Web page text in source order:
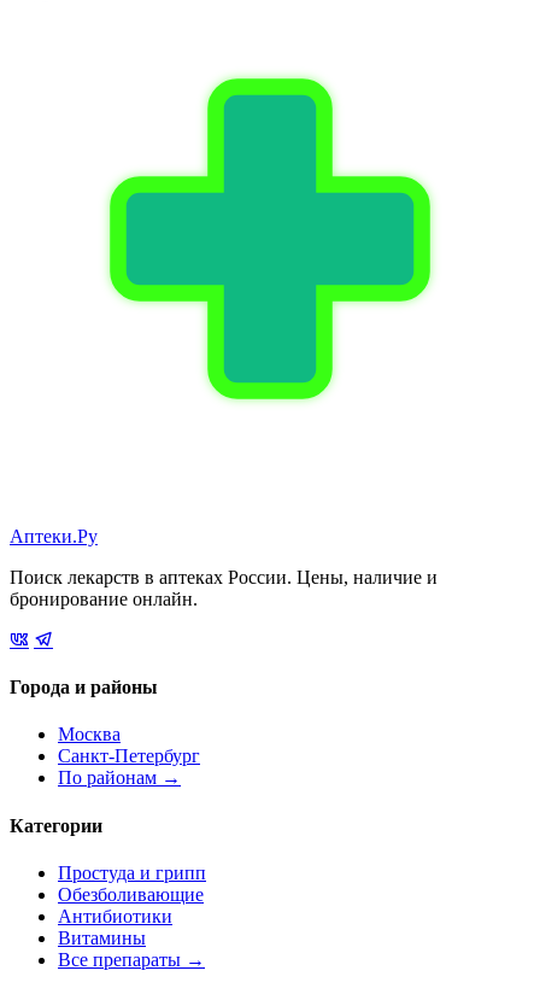
Аптеки.Ру
Поиск лекарств в аптеках России. Цены, наличие и
бронирование онлайн.
Города и районы
Москва
Санкт-Петербург
По районам →
Категории
Простуда и грипп
Обезболивающие
Антибиотики
Витамины
Все препараты →